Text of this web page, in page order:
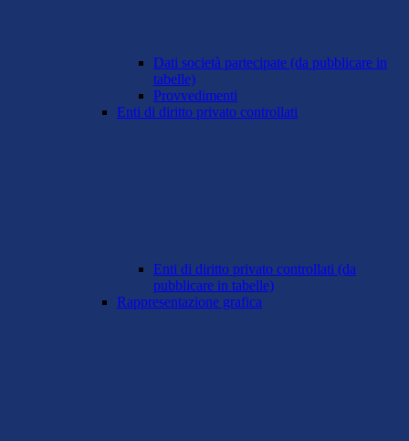
Dati società partecipate (da pubblicare in
tabelle)
Provvedimenti
Enti di diritto privato controllati
Enti di diritto privato controllati (da
pubblicare in tabelle)
Rappresentazione grafica